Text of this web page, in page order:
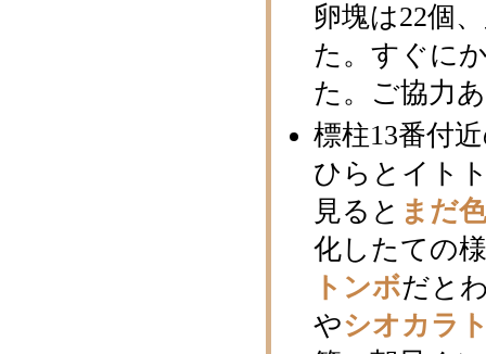
卵塊は22個
た。すぐに
た。ご協力
標柱13番付
ひらとイト
見ると まだ
化したての
トンボだと
やシオカラ